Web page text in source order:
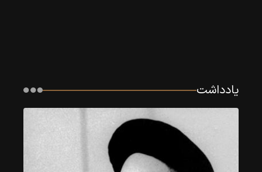
یادداشت
برای
آشتی
اخلاق